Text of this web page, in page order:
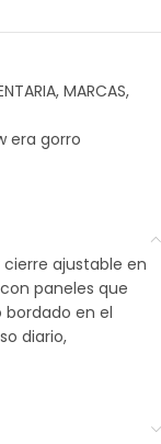
, MARCAS,
era gorro
ajustable en
paneles que
en el
diario,